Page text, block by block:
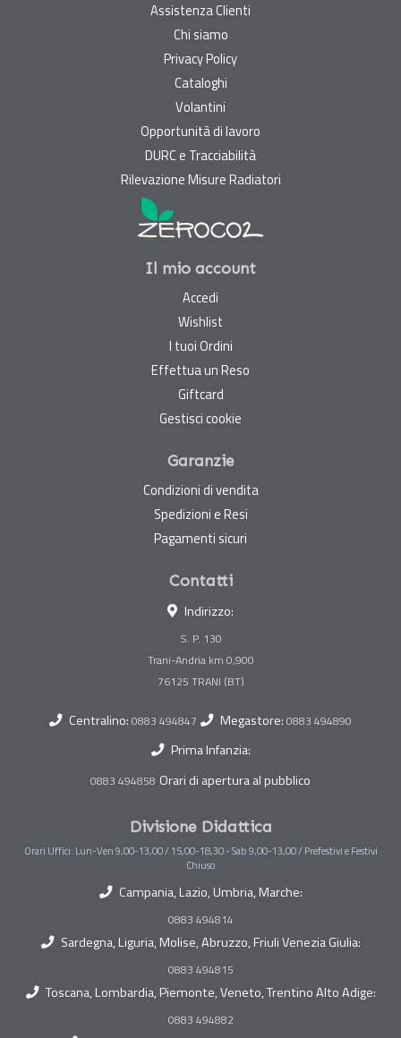
Assistenza Clienti
Chi siamo
Privacy Policy
Cataloghi
Volantini
Opportunità di lavoro
DURC e Tracciabilità
Rilevazione Misure Radiatori
Il mio account
Accedi
Wishlist
I tuoi Ordini
Effettua un Reso
Giftcard
Gestisci cookie
Garanzie
Condizioni di vendita
Spedizioni e Resi
Pagamenti sicuri
Contatti
Indirizzo:
S. P. 130
Trani-Andria km 0,900
Centralino: 0883 494847 Megastore: 0883 494890
Prima Infanzia:
0883 494858 Orari di apertura al pubblico
Divisione Didattica
Orari Uffici: Lun-Ven 9,00-13,00 / 15,00-18,30 - Sab 9,00-13,00 / Prefestivi e Festivi
Chiuso
Campania, Lazio, Umbria, Marche:
0883 494814
Sardegna, Liguria, Molise, Abruzzo, Friuli Venezia Giulia:
0883 494815
Toscana, Lombardia, Piemonte, Veneto, Trentino Alto Adige:
0883 494882